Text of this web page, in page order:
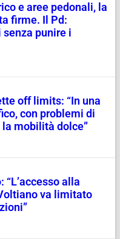
e aree pedonali, la
firme. Il Pd:
senza punire i
off limits: “In una
con problemi di
mobilità dolce”
alla
va limitato